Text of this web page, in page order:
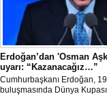
Erdoğan’dan 'Osman
uyarı: “Kazanacağız…”
Cumhurbaşkanı Erdoğan, 19
buluşmasında Dünya